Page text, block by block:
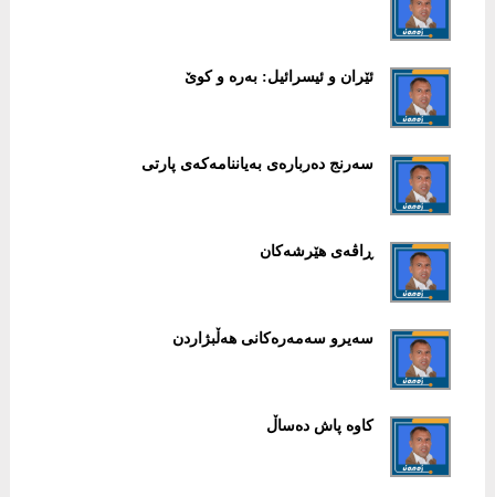
ئێران و ئیسرائیل: بەرە و کوێ
سەرنج دەربارەی بەیاننامەکەی پارتی
ڕاڤەی هێرشەکان
سەیرو سەمەرەکانی هەڵبژاردن
کاوە پاش دەساڵ